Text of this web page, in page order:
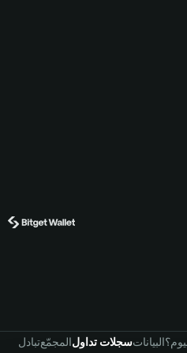
تبادلالمجمّعسجلات تداولالبيانات